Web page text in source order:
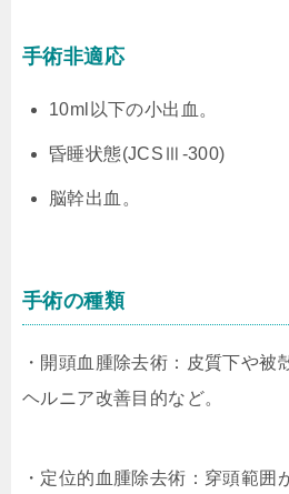
手術非適応
10ml以下の小出血。
昏睡状態(JCSⅢ-300)
脳幹出血。
手術の種類
・開頭血腫除去術：皮質下や被
ヘルニア改善目的など。
・定位的血腫除去術：穿頭範囲